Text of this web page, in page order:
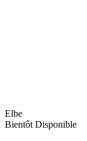
Elbe
Bientôt Disponible